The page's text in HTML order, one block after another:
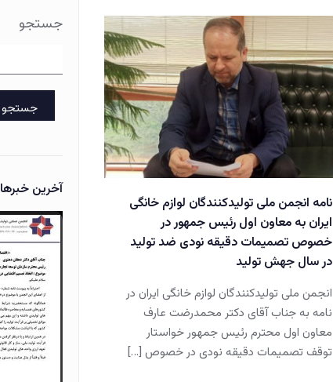
نامه انجمن ملی تولیدکنندگان لوازم خانگی
ایران به معاون اول رئیس جمهور در
خصوص تصمیمات دقیقه نودی ضد تولید
در سال جهش تولید
انجمن ملی تولیدکنندگان لوازم خانگی ایران در
نامه به جناب آقای دکتر محمدرضت عارف
معاون اول محترم رئیس جمهور خواستار
توقف تصمیمات دقیقه نودی در خصوص […]
جستجو
جستجو
آخرین خبرها